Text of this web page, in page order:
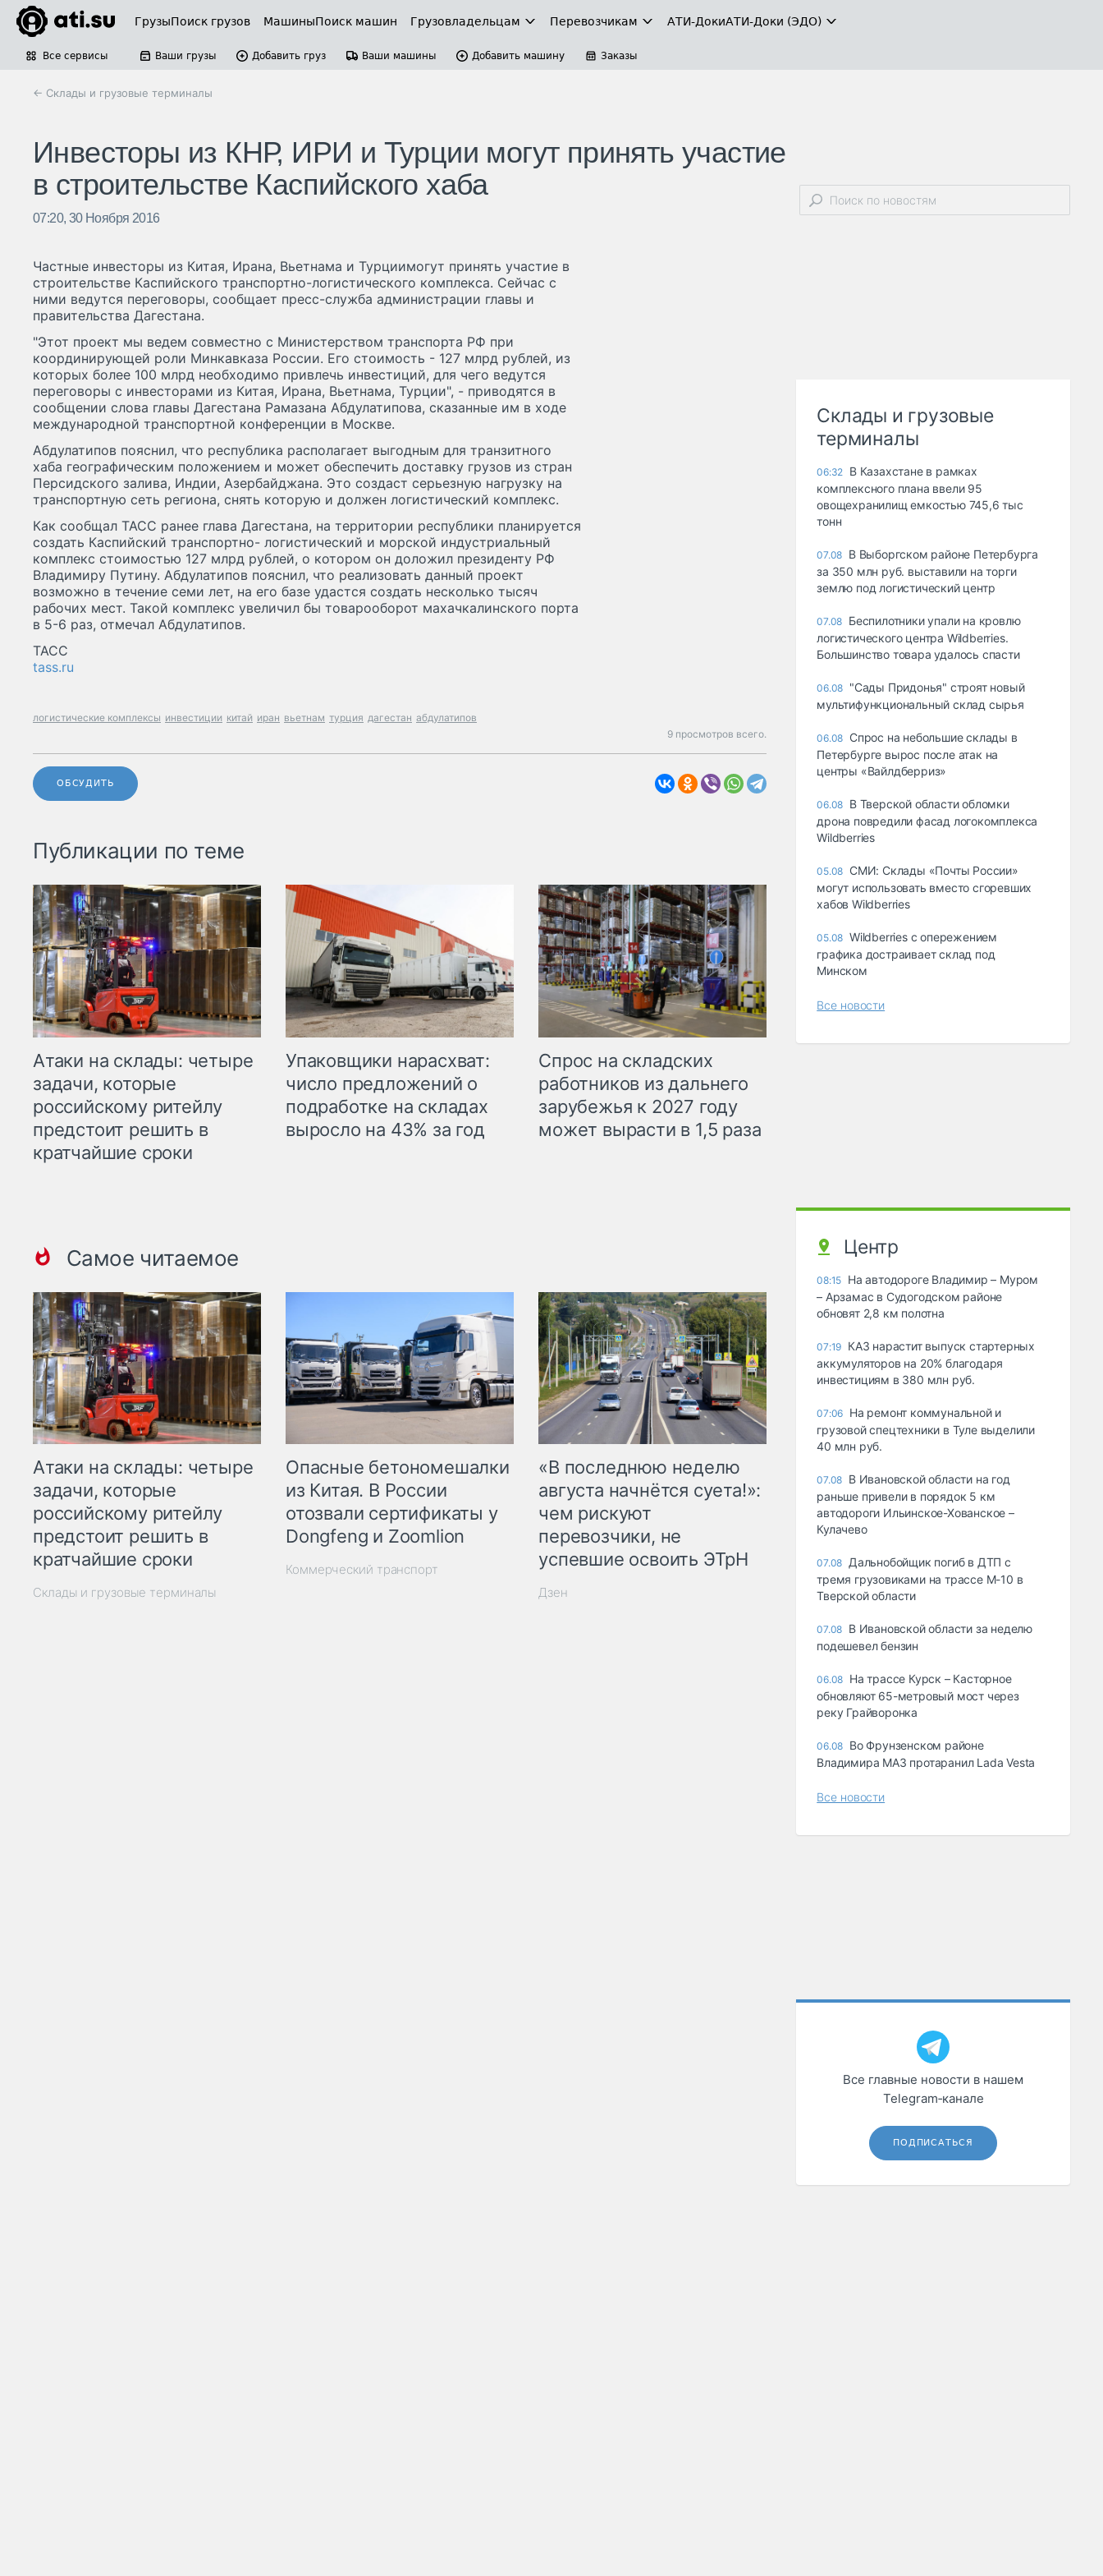
ГрузыПоиск грузов МашиныПоиск машин Грузовладельцам Перевозчикам АТИ-ДокиАТИ-Доки (ЭДО)
Все сервисы Ваши грузы Добавить груз Ваши машины Добавить машину Заказы
← Склады и грузовые терминалы
Инвесторы из КНР, ИРИ и Турции могут принять участие
в строительстве Каспийского хаба
07:20, 30 Ноября 2016
Частные инвесторы из Китая, Ирана, Вьетнама и Турциимогут принять участие в
строительстве Каспийского транспортно-логистического комплекса. Сейчас с
ними ведутся переговоры, сообщает пресс-служба администрации главы и
правительства Дагестана.
"Этот проект мы ведем совместно с Министерством транспорта РФ при
координирующей роли Минкавказа России. Его стоимость - 127 млрд рублей, из
которых более 100 млрд необходимо привлечь инвестиций, для чего ведутся
переговоры с инвесторами из Китая, Ирана, Вьетнама, Турции", - приводятся в
сообщении слова главы Дагестана Рамазана Абдулатипова, сказанные им в ходе
международной транспортной конференции в Москве.
Абдулатипов пояснил, что республика располагает выгодным для транзитного
хаба географическим положением и может обеспечить доставку грузов из стран
Персидского залива, Индии, Азербайджана. Это создаст серьезную нагрузку на
транспортную сеть региона, снять которую и должен логистический комплекс.
Как сообщал ТАСС ранее глава Дагестана, на территории республики планируется
создать Каспийский транспортно- логистический и морской индустриальный
комплекс стоимостью 127 млрд рублей, о котором он доложил президенту РФ
Владимиру Путину. Абдулатипов пояснил, что реализовать данный проект
возможно в течение семи лет, на его базе удастся создать несколько тысяч
рабочих мест. Такой комплекс увеличил бы товарооборот махачкалинского порта
в 5-6 раз, отмечал Абдулатипов.
ТАСС
tass.ru
логистические комплексы инвестиции китай иран вьетнам турция дагестан абдулатипов
9 просмотров всего.
ОБСУДИТЬ
Публикации по теме
Атаки на склады: четыре
задачи, которые
российскому ритейлу
предстоит решить в
кратчайшие сроки
Упаковщики нарасхват:
число предложений о
подработке на складах
выросло на 43% за год
Спрос на складских
работников из дальнего
зарубежья к 2027 году
может вырасти в 1,5 раза
Самое читаемое
Атаки на склады: четыре
задачи, которые
российскому ритейлу
предстоит решить в
кратчайшие сроки
Склады и грузовые терминалы
Опасные бетономешалки
из Китая. В России
отозвали сертификаты у
Dongfeng и Zoomlion
Коммерческий транспорт
«В последнюю неделю
августа начнётся суета!»:
чем рискуют
перевозчики, не
успевшие освоить ЭТрН
Дзен
Склады и грузовые
терминалы
06:32 В Казахстане в рамках
комплексного плана ввели 95
овощехранилищ емкостью 745,6 тыс
тонн
07.08 В Выборгском районе Петербурга
за 350 млн руб. выставили на торги
землю под логистический центр
07.08 Беспилотники упали на кровлю
логистического центра Wildberries.
Большинство товара удалось спасти
06.08 "Сады Придонья" строят новый
мультифункциональный склад сырья
06.08 Спрос на небольшие склады в
Петербурге вырос после атак на
центры «Вайлдберриз»
06.08 В Тверской области обломки
дрона повредили фасад логокомплекса
Wildberries
05.08 СМИ: Склады «Почты России»
могут использовать вместо сгоревших
хабов Wildberries
05.08 Wildberries с опережением
графика достраивает склад под
Минском
Все новости
Центр
08:15 На автодороге Владимир – Муром
– Арзамас в Судогодском районе
обновят 2,8 км полотна
07:19 КАЗ нарастит выпуск стартерных
аккумуляторов на 20% благодаря
инвестициям в 380 млн руб.
07:06 На ремонт коммунальной и
грузовой спецтехники в Туле выделили
40 млн руб.
07.08 В Ивановской области на год
раньше привели в порядок 5 км
автодороги Ильинское-Хованское –
Кулачево
07.08 Дальнобойщик погиб в ДТП с
тремя грузовиками на трассе М-10 в
Тверской области
07.08 В Ивановской области за неделю
подешевел бензин
06.08 На трассе Курск – Касторное
обновляют 65-метровый мост через
реку Грайворонка
06.08 Во Фрунзенском районе
Владимира МАЗ протаранил Lada Vesta
Все новости
Все главные новости в нашем
Telegram‑канале
ПОДПИСАТЬСЯ